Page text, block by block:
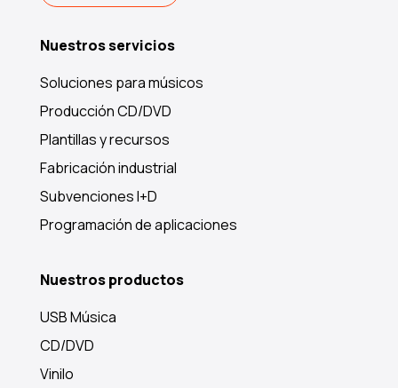
Nuestros servicios
Soluciones para músicos
Producción CD/DVD
Plantillas y recursos
Fabricación industrial
Subvenciones I+D
Programación de aplicaciones
Nuestros productos
USB Música
CD/DVD
Vinilo